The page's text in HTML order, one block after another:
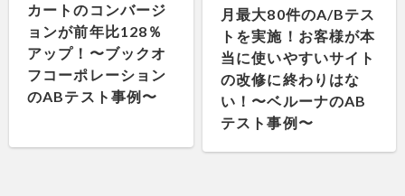
カートのコンバージ
ョンが前年比128％
アップ！〜ブックオ
フコーポレーション
のABテスト事例〜
月最大80件のA/Bテス
トを実施！お客様が本
当に使いやすいサイト
の改修に終わりはな
い！〜ベルーナのAB
テスト事例〜